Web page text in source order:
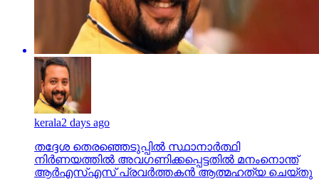
kerala2 days ago
തദ്ദേശ തെരഞ്ഞെടുപ്പില്‍ സ്ഥാനാര്‍ത്ഥി
നിര്‍ണയത്തില്‍ അവഗണിക്കപ്പെട്ടതില്‍ മനംനൊന്ത്
ആര്‍എസ്എസ് പ്രവര്‍ത്തകന്‍ ആത്മഹത്യ ചെയ്തു